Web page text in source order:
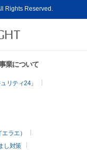
Rights Reserved.
業について
リティ24」
ラエ）
し対策